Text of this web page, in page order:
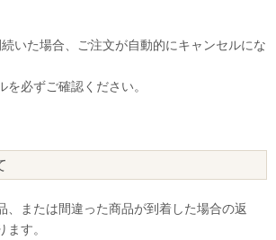
いた場合、ご注文が自動的にキャンセルにな
必ずご確認ください。
、または間違った商品が到着した場合の返
す。